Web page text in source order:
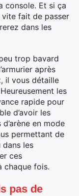
console. Et si ça
vite fait de passer
dans les
trop bavard
après
il vous détaille
les
rapide pour
d’avoir les
en mode
permettant de
les
ces
chaque fois.
pas de